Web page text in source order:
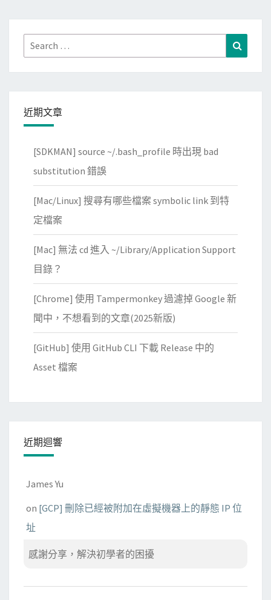
Search
for:
近期文章
[SDKMAN] source ~/.bash_profile 時出現 bad
substitution 錯誤
[Mac/Linux] 搜尋有哪些檔案 symbolic link 到特
定檔案
[Mac] 無法 cd 進入 ~/Library/Application Support
目錄？
[Chrome] 使用 Tampermonkey 過濾掉 Google 新
聞中，不想看到的文章(2025新版)
[GitHub] 使用 GitHub CLI 下載 Release 中的
Asset 檔案
近期迴響
James Yu
on [GCP] 刪除已經被附加在虛擬機器上的靜態 IP 位
址
感謝分享，解決初學者的困擾